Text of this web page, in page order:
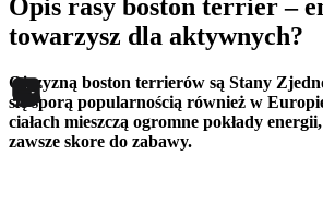
Opis rasy boston terrier –
towarzysz dla aktywnych?
Ojczyzną boston terrierów są Stany
się sporą popularnością również w
ciałach mieszczą ogromne pokłady
zawsze skore do zabawy.